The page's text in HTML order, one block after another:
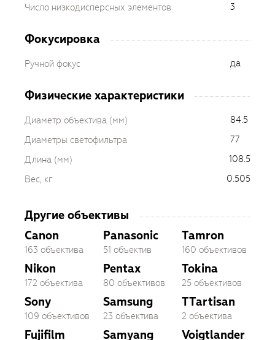
Число низкодисперсных элементов
3
Фокусировка
Ручной фокус да
Физические характеристики
Диаметр объектива (мм)
84.5
Диаметры светофильтра
77
Длина (мм)
108.5
Вес, кг
0.505
Другие объективы
Canon
163 объектива
Nikon
172 объектива
Sony
109 объективов
Fujifilm
Panasonic
51 объектив
Pentax
80 объективов
Samsung
23 объектива
Samyang
Tamron
160 объективов
Tokina
25 объективов
TTartisan
2 объектива
Voigtlander